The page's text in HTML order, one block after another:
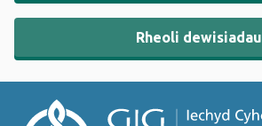
Rheoli dewisiadau